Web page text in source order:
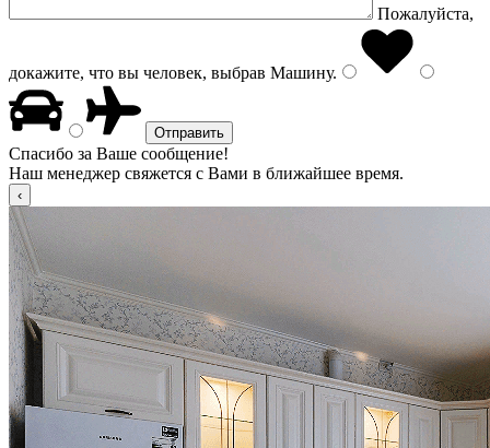
Пожалуйста,
докажите, что вы человек, выбрав Машину.
Спасибо за Ваше сообщение!
Наш менеджер свяжется с Вами в ближайшее время.